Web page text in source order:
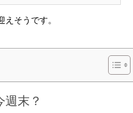
そうです。
末？